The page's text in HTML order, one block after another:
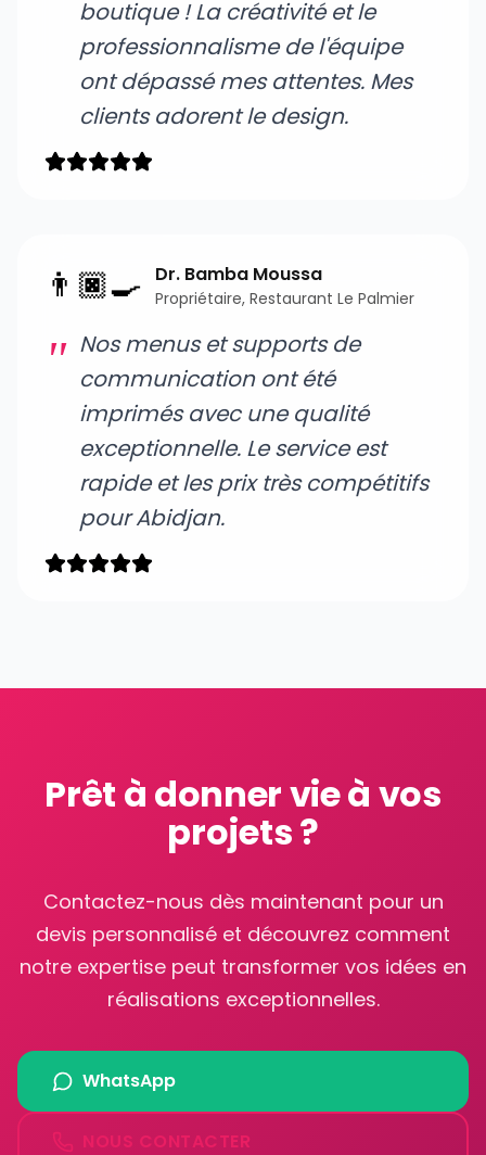
boutique ! La créativité et le
professionnalisme de l'équipe
ont dépassé mes attentes. Mes
clients adorent le design.
👨🏿‍🍳 Dr. Bamba Moussa
Propriétaire, Restaurant Le Palmier
Nos menus et supports de
communication ont été
imprimés avec une qualité
exceptionnelle. Le service est
rapide et les prix très compétitifs
pour Abidjan.
Prêt à donner vie à vos
projets ?
Contactez-nous dès maintenant pour un
devis personnalisé et découvrez comment
notre expertise peut transformer vos idées en
réalisations exceptionnelles.
WhatsApp
NOUS CONTACTER